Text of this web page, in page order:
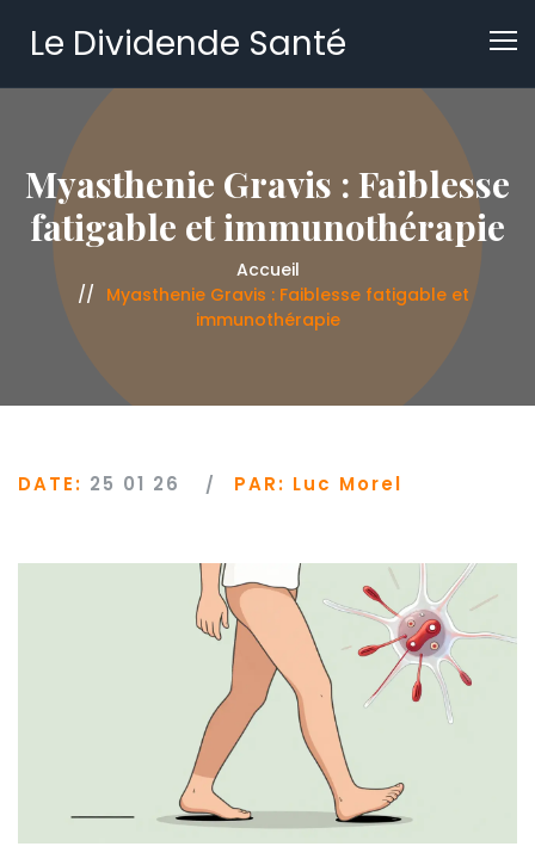
Le Dividende Santé
Myasthenie Gravis : Faiblesse
fatigable et immunothérapie
Accueil
Myasthenie Gravis : Faiblesse fatigable et
immunothérapie
DATE: 25 01 26 PAR: Luc Morel